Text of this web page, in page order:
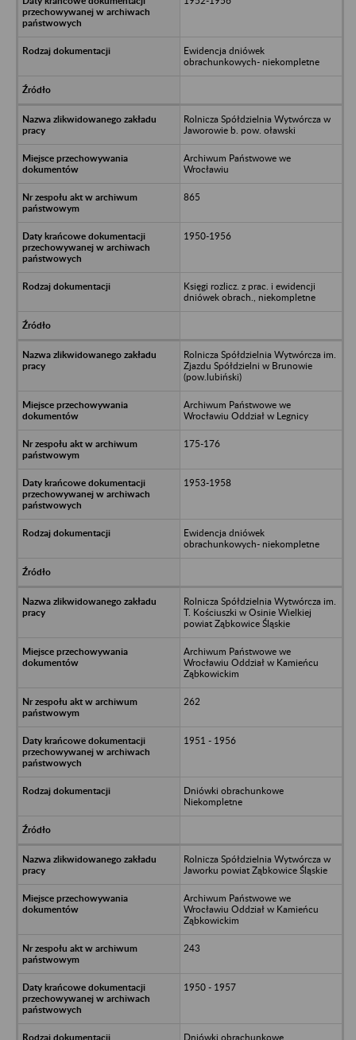
Ewidencja dniówek
obrachunkowych- niekompletne
Rolnicza Spółdzielnia Wytwórcza w
Jaworowie b. pow. oławski
Archiwum Państwowe we
Wrocławiu
865
1950-1956
Księgi rozlicz. z prac. i ewidencji
dniówek obrach., niekompletne
Rolnicza Spółdzielnia Wytwórcza im.
Zjazdu Spółdzielni w Brunowie
(pow.lubiński)
Archiwum Państwowe we
Wrocławiu Oddział w Legnicy
175-176
1953-1958
Ewidencja dniówek
obrachunkowych- niekompletne
Rolnicza Spółdzielnia Wytwórcza im.
T. Kościuszki w Osinie Wielkiej
powiat Ząbkowice Śląskie
Archiwum Państwowe we
Wrocławiu Oddział w Kamieńcu
Ząbkowickim
262
1951 - 1956
Dniówki obrachunkowe
Niekompletne
Rolnicza Spółdzielnia Wytwórcza w
Jaworku powiat Ząbkowice Śląskie
Archiwum Państwowe we
Wrocławiu Oddział w Kamieńcu
Ząbkowickim
243
1950 - 1957
Dniówki obrachunkowe